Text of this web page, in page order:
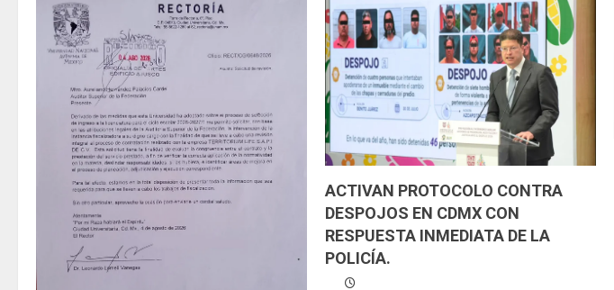
ACTIVAN PROTOCOLO CONTRA
DESPOJOS EN CDMX CON
RESPUESTA INMEDIATA DE LA
POLICÍA.